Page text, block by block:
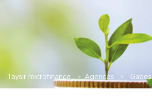
Taysir microfinance > Agences > Gabes